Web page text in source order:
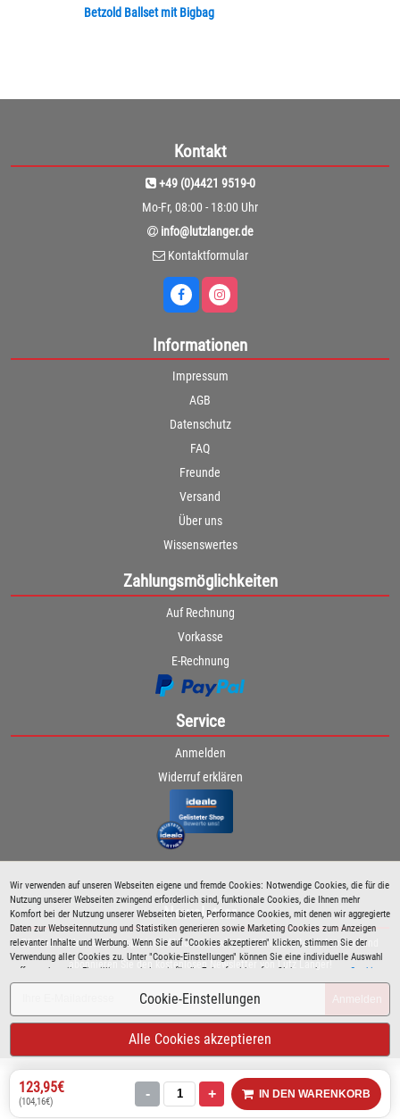
Wir verwenden auf unseren Webseiten eigene und fremde Cookies: Notwendige Cookies, die für die
Nutzung unserer Webseiten zwingend erforderlich sind, funktionale Cookies, die Ihnen mehr
Komfort bei der Nutzung unserer Webseiten bieten, Performance Cookies, mit denen wir aggregierte
Daten zur Webseitennutzung und Statistiken generieren sowie Marketing Cookies zum Anzeigen
relevanter Inhalte und Werbung. Wenn Sie auf "Cookies akzeptieren" klicken, stimmen Sie der
Verwendung aller Cookies zu. Unter "Cookie-Einstellungen" können Sie eine individuelle Auswahl
treffen und erteilte Einwilligungen jederzeit für die Zukunft widerrufen. Siehe auch unsere Cookie
Richtlinie.
Cookie-Einstellungen
Alle Cookies akzeptieren
Betzold Ballset mit Bigbag
123,95€
(104,16€)
- + IN DEN WARENKORB
Kontakt
+49 (0)4421 9519-0
Mo-Fr, 08:00 - 18:00 Uhr
info@lutzlanger.de
Kontaktformular
Informationen
Impressum
AGB
Datenschutz
FAQ
Freunde
Versand
Über uns
Wissenswertes
Zahlungsmöglichkeiten
Auf Rechnung
Vorkasse
E-Rechnung
Service
Anmelden
Widerruf erklären
Newsletter
Bleiben Sie immer über spezielle Aktionen sowie Produktneuheiten informiert und
abonnieren Sie den kostenlosen Newsletter von Lutz Langer!